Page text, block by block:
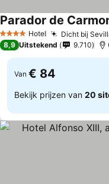
4 SterrenHotel Dicht bij
Parador de
8,9 Uitstekend 9.710
Van € 84
Bekijk prijzen van 20